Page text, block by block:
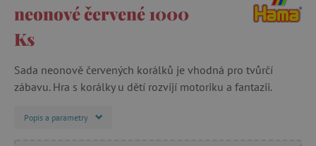
neonové červené 1000
Ks
Sada neonově červených korálků je vhodná pro tvůrčí
zábavu. Hra s korálky u dětí rozvíjí motoriku a fantazii.
Popis a parametry